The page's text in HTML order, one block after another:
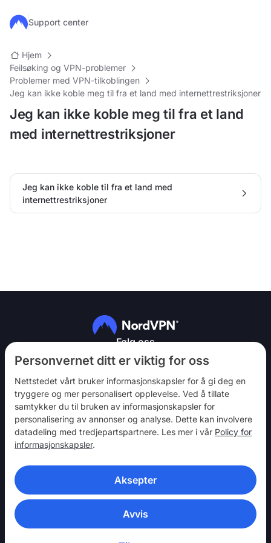
Personvernet ditt er viktig for oss
Nettstedet vårt bruker informasjonskapsler for å gi deg en
tryggere og mer personalisert opplevelse. Ved å tillate
samtykker du til bruken av informasjonskapsler for
personalisering av annonser og analyse. Dette kan involvere
datadeling med tredjepartspartnere. Les mer i vår Policy for
informasjonskapsler.
Aksepter
Avvis
Hopp til hovedinnhold
Support center
Hjem
Feilsøking og VPN-problemer
Problemer med VPN-tilkoblingen
Jeg kan ikke koble meg til fra et land med internettrestriksjoner
Jeg kan ikke koble meg til fra et land
med internettrestriksjoner
Jeg kan ikke koble til fra et land med
internettrestriksjoner
Følg oss
NordVPN
Bli med
Hjelp
Oppdag
VPN-APPER